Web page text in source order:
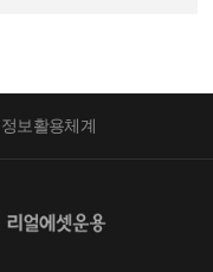
보활용체계